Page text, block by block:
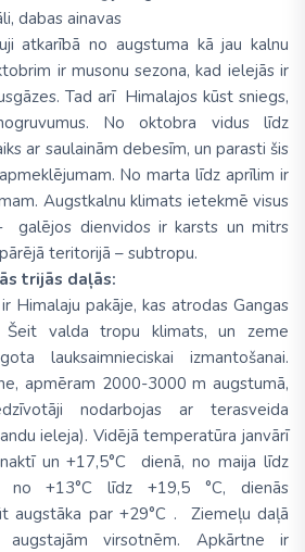
dabas ainavas
atkarībā no augstuma kā jau kalnu
ir musonu sezona, kad ielejās ir
Tad arī Himalajos kūst sniegs,
No oktobra vidus līdz
ar saulainām debesīm, un parasti šis
No marta līdz aprīlim ir
Augstkalnu klimats ietekmē visus
galējos dienvidos ir karsts un mitrs
teritorijā – subtropu.
trijās daļās:
Himalaju pakāje, kas atrodas Gangas
Šeit valda tropu klimats, un zeme
lauksaimnieciskai izmantošanai.
apmēram 2000-3000 m augstumā,
nodarbojas ar terasveida
ieleja). Vidējā temperatūra janvārī
un +17,5°C dienā, no maija līdz
+13°C līdz +19,5 °C, dienās
augstāka par +29°C . Ziemeļu daļā
virsotnēm. Apkārtne ir